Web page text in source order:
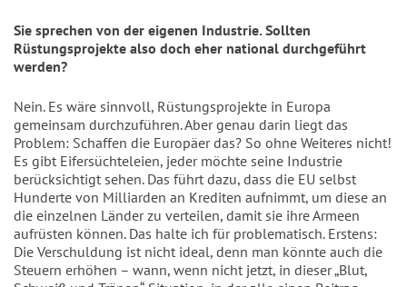
Sie sprechen von der eigenen Industrie. Sollten
Rüstungsprojekte also doch eher national durchgeführt
werden?
Nein. Es wäre sinnvoll, Rüstungsprojekte in Europa
gemeinsam durchzuführen. Aber genau darin liegt das
Problem: Schaffen die Europäer das? So ohne Weiteres nicht!
Es gibt Eifersüchteleien, jeder möchte seine Industrie
berücksichtigt sehen. Das führt dazu, dass die EU selbst
Hunderte von Milliarden an Krediten aufnimmt, um diese an
die einzelnen Länder zu verteilen, damit sie ihre Armeen
aufrüsten können. Das halte ich für problematisch. Erstens:
Die Verschuldung ist nicht ideal, denn man könnte auch die
Steuern erhöhen – wann, wenn nicht jetzt, in dieser „Blut,